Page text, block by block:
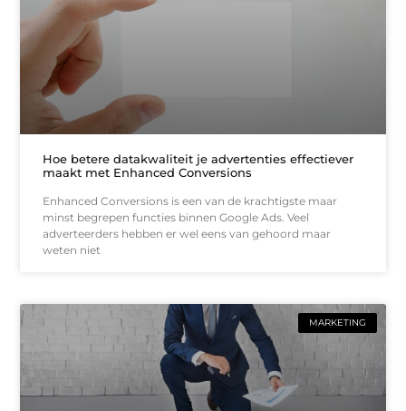
Hoe betere datakwaliteit je advertenties effectiever
maakt met Enhanced Conversions
Enhanced Conversions is een van de krachtigste maar
minst begrepen functies binnen Google Ads. Veel
adverteerders hebben er wel eens van gehoord maar
weten niet
MARKETING